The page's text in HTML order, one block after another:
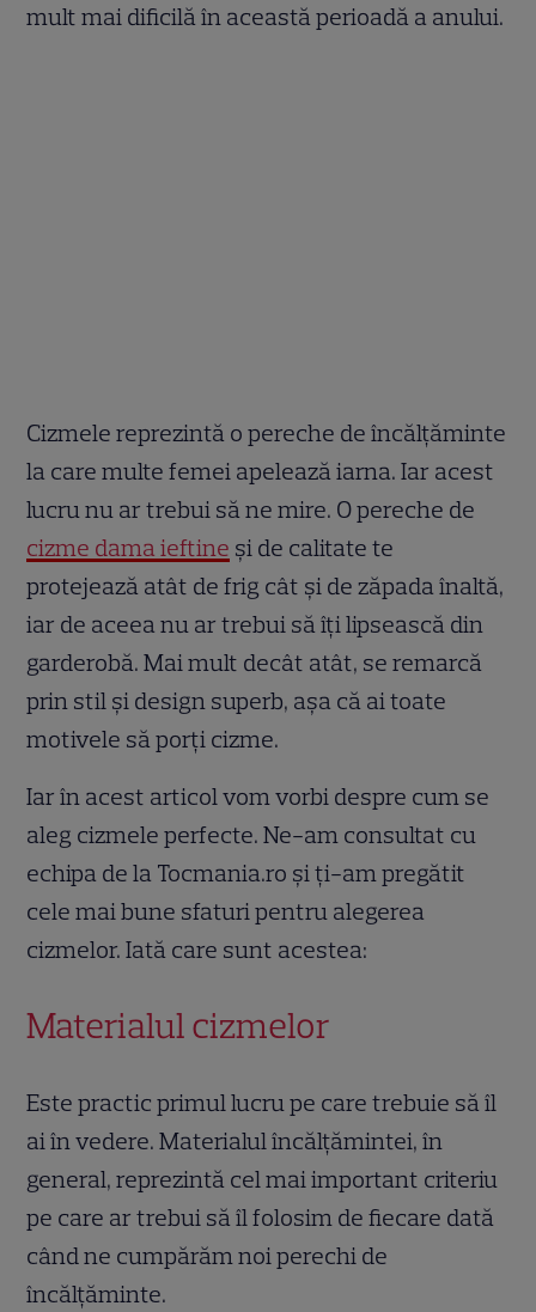
mult mai dificilă în această perioadă a anului.
Cizmele reprezintă o pereche de încălțăminte
la care multe femei apelează iarna. Iar acest
lucru nu ar trebui să ne mire. O pereche de
cizme dama ieftine și de calitate te
protejează atât de frig cât și de zăpada înaltă,
iar de aceea nu ar trebui să îți lipsească din
garderobă. Mai mult decât atât, se remarcă
prin stil și design superb, așa că ai toate
motivele să porți cizme.
Iar în acest articol vom vorbi despre cum se
aleg cizmele perfecte. Ne-am consultat cu
echipa de la Tocmania.ro și ți-am pregătit
cele mai bune sfaturi pentru alegerea
cizmelor. Iată care sunt acestea:
Materialul cizmelor
Este practic primul lucru pe care trebuie să îl
ai în vedere. Materialul încălțămintei, în
general, reprezintă cel mai important criteriu
pe care ar trebui să îl folosim de fiecare dată
când ne cumpărăm noi perechi de
încălțăminte.